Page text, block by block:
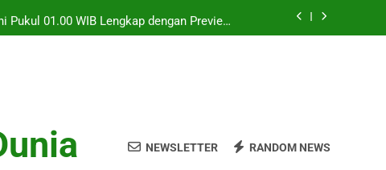
01.00 WIB Lengkap dengan Preview
Pertandingan dan Fakta Menarik
20.00 WIB di Jalalive Menjadi Sajian
WIB Menghadirkan Berita Terbaru Duel
Klub Terkenal Dari Inggris Dan Jerman
01.00 WIB Lengkap dengan Preview
NEWSLETTER RANDOM NEWS